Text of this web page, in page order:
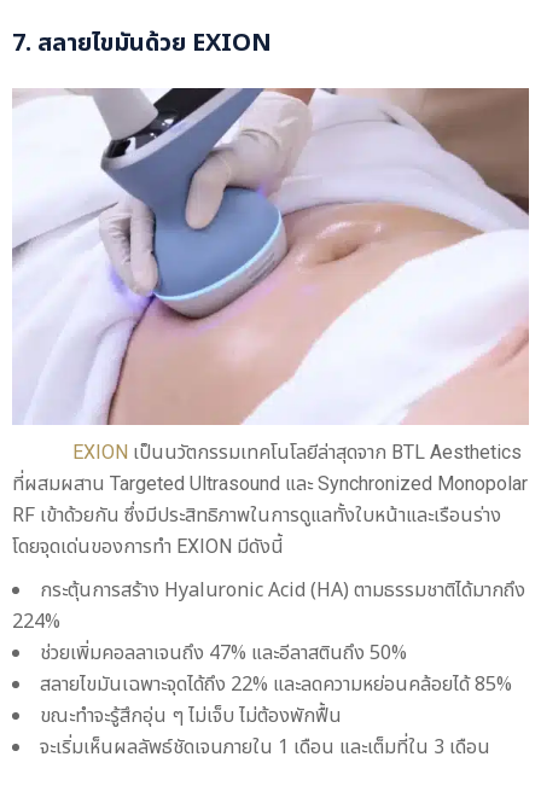
7. สลายไขมันด้วย EXION
EXION เป็นนวัตกรรมเทคโนโลยีล่าสุดจาก BTL Aesthetics
ที่ผสมผสาน Targeted Ultrasound และ Synchronized Monopolar
RF เข้าด้วยกัน ซึ่งมีประสิทธิภาพในการดูแลทั้งใบหน้าและเรือนร่าง
โดยจุดเด่นของการทำ EXION มีดังนี้
กระตุ้นการสร้าง Hyaluronic Acid (HA) ตามธรรมชาติได้มากถึง
224%
ช่วยเพิ่มคอลลาเจนถึง 47% และอีลาสตินถึง 50%
สลายไขมันเฉพาะจุดได้ถึง 22% และลดความหย่อนคล้อยได้ 85%
ขณะทำจะรู้สึกอุ่น ๆ ไม่เจ็บ ไม่ต้องพักฟื้น
จะเริ่มเห็นผลลัพธ์ชัดเจนภายใน 1 เดือน และเต็มที่ใน 3 เดือน